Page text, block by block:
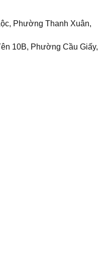
Phường Thanh Xuân,
10B, Phường Cầu Giấy,